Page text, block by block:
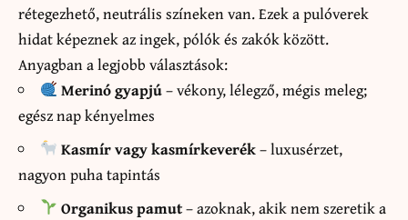
rétegezhető, neutrális színeken van. Ezek a pulóverek
hidat képeznek az ingek, pólók és zakók között.
Anyagban a legjobb választások:
Merinó gyapjú– vékony, lélegző, mégis meleg;
egész nap kényelmes
Kasmír vagy kasmírkeverék– luxusérzet,
nagyon puha tapintás
Organikus pamut– azoknak, akik nem szeretik a